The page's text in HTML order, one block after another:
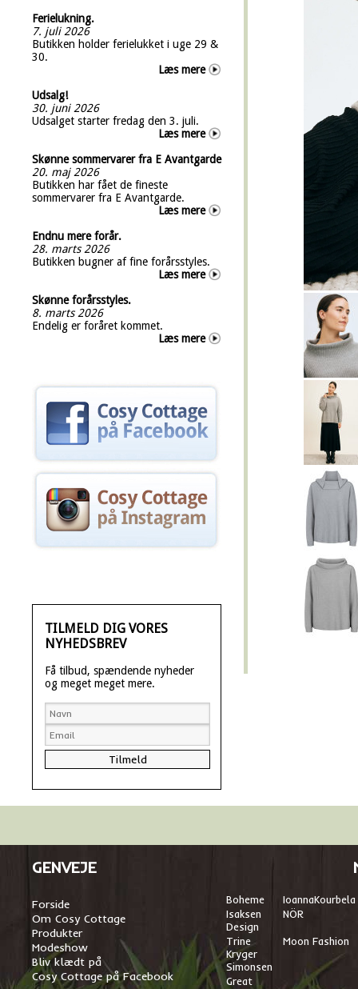
Ferielukning.
7. juli 2026
Butikken holder ferielukket i uge 29 &
30.
Læs mere
Udsalg!
30. juni 2026
Udsalget starter fredag den 3. juli.
Læs mere
Skønne sommervarer fra E Avantgarde
20. maj 2026
Butikken har fået de fineste
sommervarer fra E Avantgarde.
Læs mere
Endnu mere forår.
28. marts 2026
Butikken bugner af fine forårsstyles.
Læs mere
Skønne forårsstyles.
8. marts 2026
Endelig er foråret kommet.
Læs mere
TILMELD DIG VORES
NYHEDSBREV
Få tilbud, spændende nyheder
og meget meget mere.
GENVEJE
Forside
Om Cosy Cottage
Produkter
Modeshow
Bliv klædt på
Cosy Cottage på Facebook
Boheme IoannaKourbela
Isaksen
Design
NÖR
Trine
Kryger
Simonsen
Moon Fashion
Great